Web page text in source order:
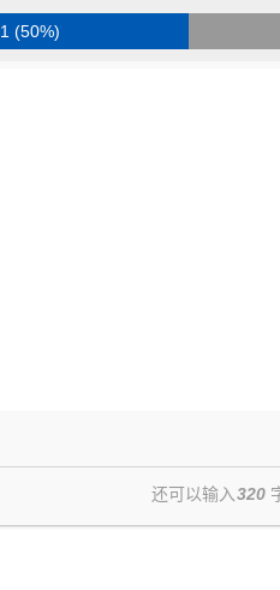
1 (50%)
还可以输入320